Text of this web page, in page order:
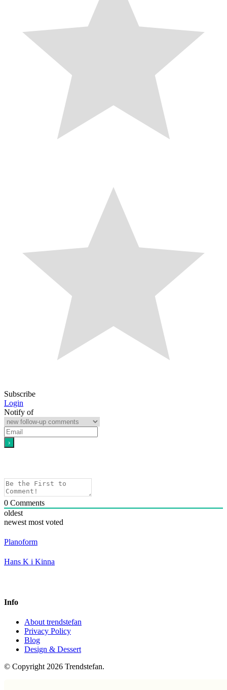
Subscribe
Login
Notify of
0 Comments
oldest
newest most voted
Planoform
Hans K i Kinna
Info
About trendstefan
Privacy Policy
Blog
Design & Dessert
© Copyright 2026 Trendstefan.